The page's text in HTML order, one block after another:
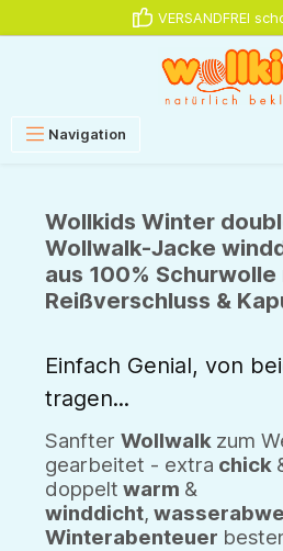
VERSANDFREI
Navigation
Wollkids Winter
Wollwalk-Jacke
aus 100% Schurwolle
Reißverschluss &
Einfach Genial, von
tragen...
Sanfter Wollwalk zum
gearbeitet - extra chick
doppelt warm &
winddicht,
Winterabenteuer